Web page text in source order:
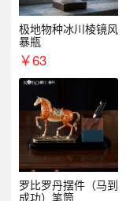
极地物种冰川棱镜风
暴瓶
￥63
罗比罗丹摆件（马到
成功）笔筒